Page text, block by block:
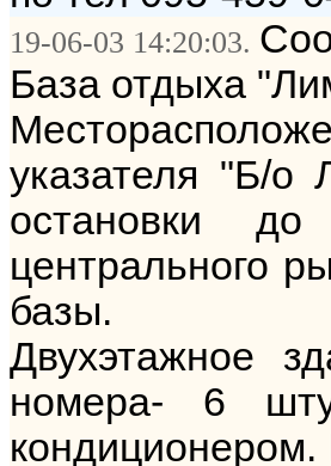
19-06-03 14:20:03.
База отдыха
указателя "Б/о
остановки
центрального
базы.
Двухэтажное
номера- 6
кондиционером.